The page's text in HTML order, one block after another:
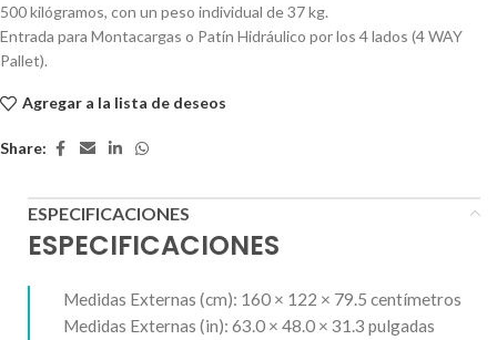
500 kilógramos, con un peso individual de37kg.
Entrada para Montacargas o Patín Hidráulico por los 4 lados (4 WAY
Pallet).
Agregar a la lista de deseos
Share:
ESPECIFICACIONES
ESPECIFICACIONES
Medidas Externas (cm): 160 × 122 × 79.5 centímetros
Medidas Externas (in): 63.0 × 48.0 × 31.3 pulgadas